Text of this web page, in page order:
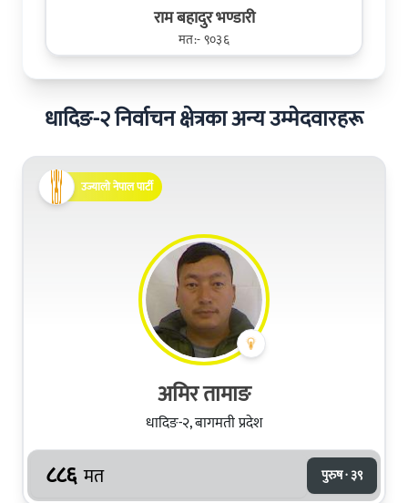
राम बहादुर भण्डारी
मत:- ९०३६
धादिङ-२ निर्वाचन क्षेत्रका अन्य उम्मेदवारहरू
उज्यालो नेपाल पार्टी
अमिर तामाङ
धादिङ-२, बागमती प्रदेश
८८६ मत पुरुष · ३९